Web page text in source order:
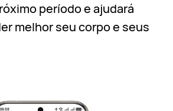
período e ajudará
melhor seu corpo e seus